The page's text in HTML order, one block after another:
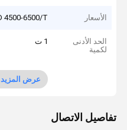
الأسعار 4500-6500/T
الحد الأدنى
لكمية
1 ت
عرض المزيد
تفاصيل الاتصال